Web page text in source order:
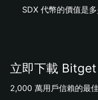
SDX 代幣的價值是多
立即下載
2,000 萬用戶信賴的最